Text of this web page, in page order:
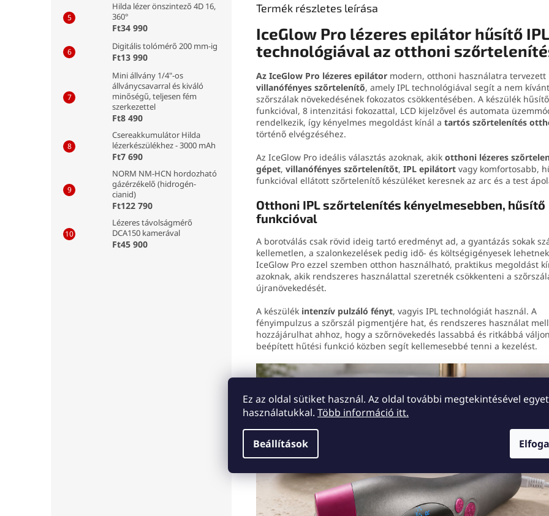
Ez az oldal sütiket használ. Az oldal további megtekintésével
használatukkal. Több információ itt.
Beállítások
Hilda lézer önszintező 4D 16,
360°
Ft34 990
Digitális tolómérő 200 mm-ig
Ft13 990
Mini állvány 1/4"-os
állványcsavarral és kiváló
minőségű, teljesen fém
szerkezettel
Ft8 490
Csereakkumulátor Hilda
lézerkészülékhez - 3000 mAh
Ft7 690
NORM NM-HCN hordozható
gázérzékelő (hidrogén-
cianid)
Ft122 790
Lézeres távolságmérő
DCA150 kamerával
Ft45 900
részeként. Kompakt és
otthon és utazás közben is
praktikus választás.
frizura kialakításában. A
csomag 7 praktikus
tartozékot tartalmaz a
sokoldalú otthoni
hajformázáshoz.
,
használat
Termék részletes leírása
IceGlow Pro lézeres epilátor hűsítő IPL
technológiával az otthoni
Az IceGlow Pro lézeres epilátor modern, otthoni használatra tervezett
villanófényes szőrtelenítő, amely IPL technológiával segít a nem kívánt
szőrszálak növekedésének fokozatos csökkentésében. A készülék hűsítő
funkcióval, 8 intenzitási fokozattal, LCD kijelzővel és automata
rendelkezik, így kényelmes megoldást kínál a tartós szőrtelenítés
történő elvégzéséhez.
Az IceGlow Pro ideális választás azoknak, akik otthoni lézeres
gépet, villanófényes szőrtelenítőt, IPL epilátort vagy komfortosabb,
funkcióval ellátott szőrtelenítő készüléket keresnek az arc és a test
Otthoni IPL szőrtelenítés kényelmesebben, hűsítő
funkcióval
A borotválás csak rövid ideig tartó eredményt ad, a gyantázás sokak
kellemetlen, a szalonkezelések pedig idő- és költségigényesek
IceGlow Pro ezzel szemben otthon használható, praktikus megoldást
azoknak, akik rendszeres használattal szeretnék csökkenteni a
újranövekedését.
A készülék intenzív pulzáló fényt, vagyis IPL technológiát használ. A
fényimpulzus a szőrszál pigmentjére hat, és rendszeres használat
hozzájárulhat ahhoz, hogy a szőrnövekedés lassabbá és ritkábbá
beépített hűtési funkció közben segít kellemesebbé tenni a kezelést.